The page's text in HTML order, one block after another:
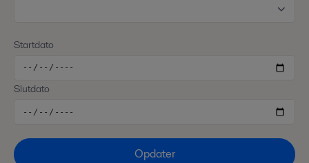
Startdato
Slutdato
Opdater